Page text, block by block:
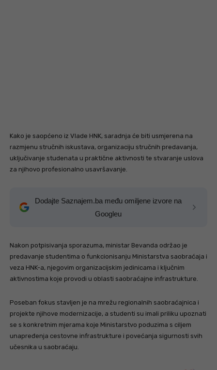
Kako je saopćeno iz Vlade HNK, saradnja će biti usmjerena na
razmjenu stručnih iskustava, organizaciju stručnih predavanja,
uključivanje studenata u praktične aktivnosti te stvaranje uslova
za njihovo profesionalno usavršavanje.
Dodajte Saznajem.ba među omiljene izvore na
Googleu
Nakon potpisivanja sporazuma, ministar Bevanda održao je
predavanje studentima o funkcionisanju Ministarstva saobraćaja i
veza HNK-a, njegovim organizacijskim jedinicama i ključnim
aktivnostima koje provodi u oblasti saobraćajne infrastrukture.
Poseban fokus stavljen je na mrežu regionalnih saobraćajnica i
projekte njihove modernizacije, a studenti su imali priliku upoznati
se s konkretnim mjerama koje Ministarstvo poduzima s ciljem
unapređenja cestovne infrastrukture i povećanja sigurnosti svih
učesnika u saobraćaju.